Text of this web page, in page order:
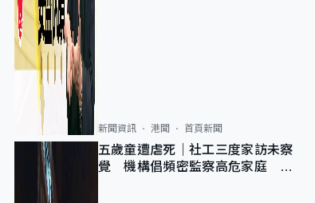
新聞資訊 港聞 首頁新聞
五歲童遭虐死｜社工三度家訪未察
覺 機構倡頻密監察高危家庭 管